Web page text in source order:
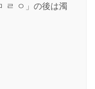
ㄹ ㅇ」の後は濁